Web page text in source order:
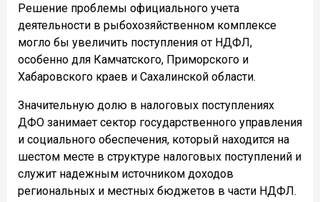
Решение проблемы официального учета
деятельности в рыбохозяйственном комплексе
могло бы увеличить поступления от НДФЛ,
особенно для Камчатского, Приморского и
Хабаровского краев и Сахалинской области.
Значительную долю в налоговых поступлениях
ДФО занимает сектор государственного управления
и социального обеспечения, который находится на
шестом месте в структуре налоговых поступлений и
служит надежным источником доходов
региональных и местных бюджетов в части НДФЛ.